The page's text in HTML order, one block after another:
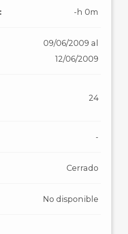
-h 0m
09/06/2009 al
12/06/2009
24
-
Cerrado
No disponible